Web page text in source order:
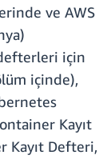
ve AWS
için
içinde),
Kayıt
Kayıt Defteri,